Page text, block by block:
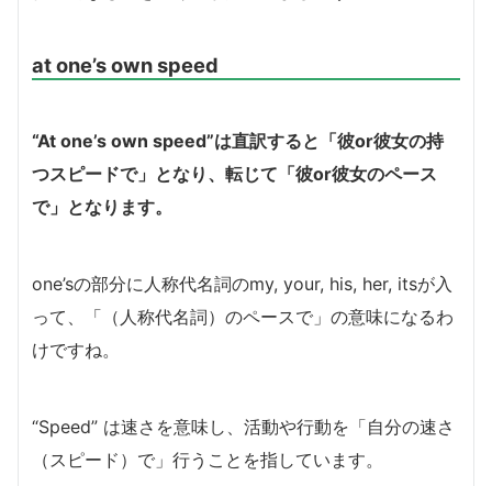
at one’s own speed
“At one’s own speed”は直訳すると「彼or彼女の持
つスピードで」となり、転じて「彼or彼女のペース
で」となります。
one’sの部分に人称代名詞のmy, your, his, her, itsが入
って、「（人称代名詞）のペースで」の意味になるわ
けですね。
“Speed” は速さを意味し、活動や行動を「自分の速さ
（スピード）で」行うことを指しています。